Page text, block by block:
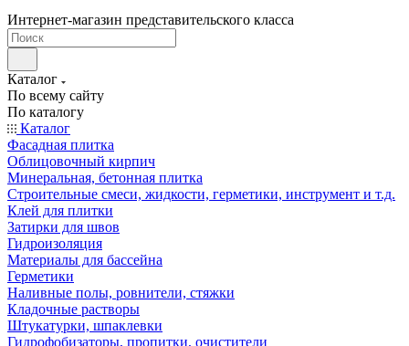
Интернет-магазин представительского класса
Каталог
По всему сайту
По каталогу
Каталог
Фасадная плитка
Облицовочный кирпич
Минеральная, бетонная плитка
Строительные смеси, жидкости, герметики, инструмент и т.д.
Клей для плитки
Затирки для швов
Гидроизоляция
Материалы для бассейна
Герметики
Наливные полы, ровнители, стяжки
Кладочные растворы
Штукатурки, шпаклевки
Гидрофобизаторы, пропитки, очистители